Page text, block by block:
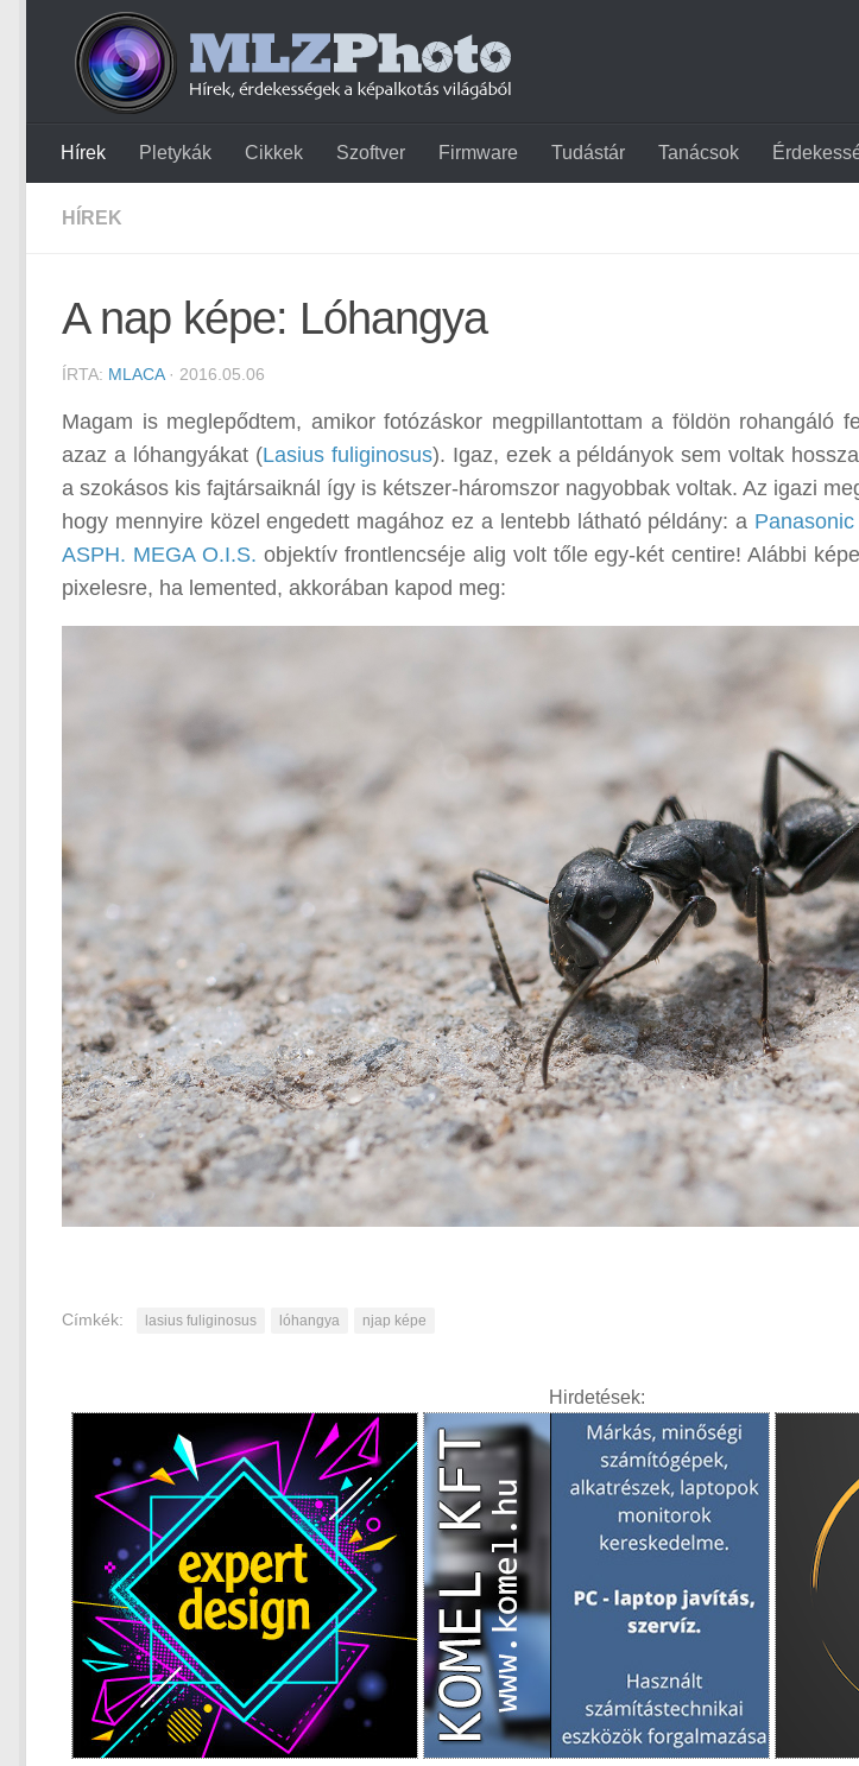
Hírek Pletykák Cikkek Szoftver Firmware Tudástár Tanácsok
HÍREK
A nap képe: Lóhangya
ÍRTA: MLACA· 2016.05.06
Magam is meglepődtem, amikor fotózáskor megpillantottam a földön rohangáló
azaz a lóhangyákat (Lasius fuliginosus). Igaz, ezek a példányok sem voltak
a szokásos kis fajtársaiknál így is kétszer-háromszor nagyobbak voltak. Az igazi
hogy mennyire közel engedett magához ez a lentebb látható példány: a
ASPH. MEGA O.I.S. objektív frontlencséje alig volt tőle egy-két centire! Alábbi
pixelesre, ha lemented, akkorában kapod meg:
Címkék: lasius fuliginosus lóhangya njap képe
Hirdetések: